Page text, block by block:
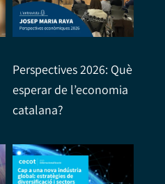
Perspectives 2026: Què
esperar de l’economia
catalana?